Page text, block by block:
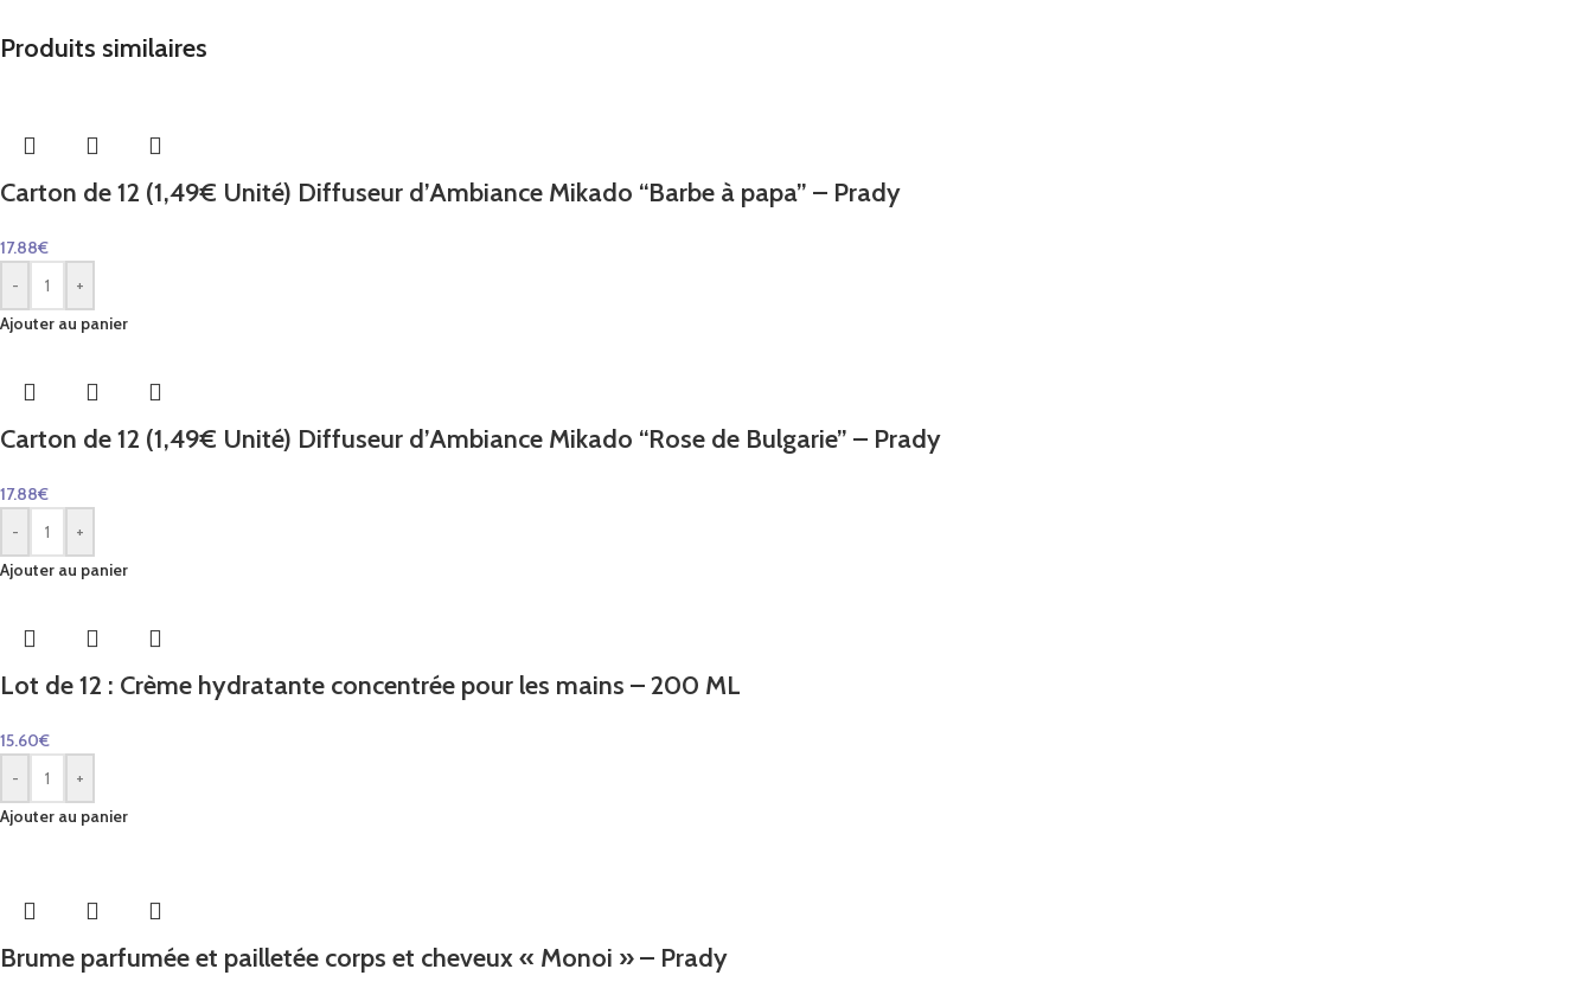
Produits similaires
Carton de 12 (1,49€ Unité) Diffuseur d’Ambiance Mikado “Barbe à papa” – Prady
17.88€
-
+
Ajouter au panier
Carton de 12 (1,49€ Unité) Diffuseur d’Ambiance Mikado “Rose de Bulgarie” – Prady
17.88€
-
+
Ajouter au panier
Lot de 12 : Crème hydratante concentrée pour les mains – 200 ML
15.60€
-
+
Ajouter au panier
Brume parfumée et pailletée corps et cheveux « Monoi » – Prady